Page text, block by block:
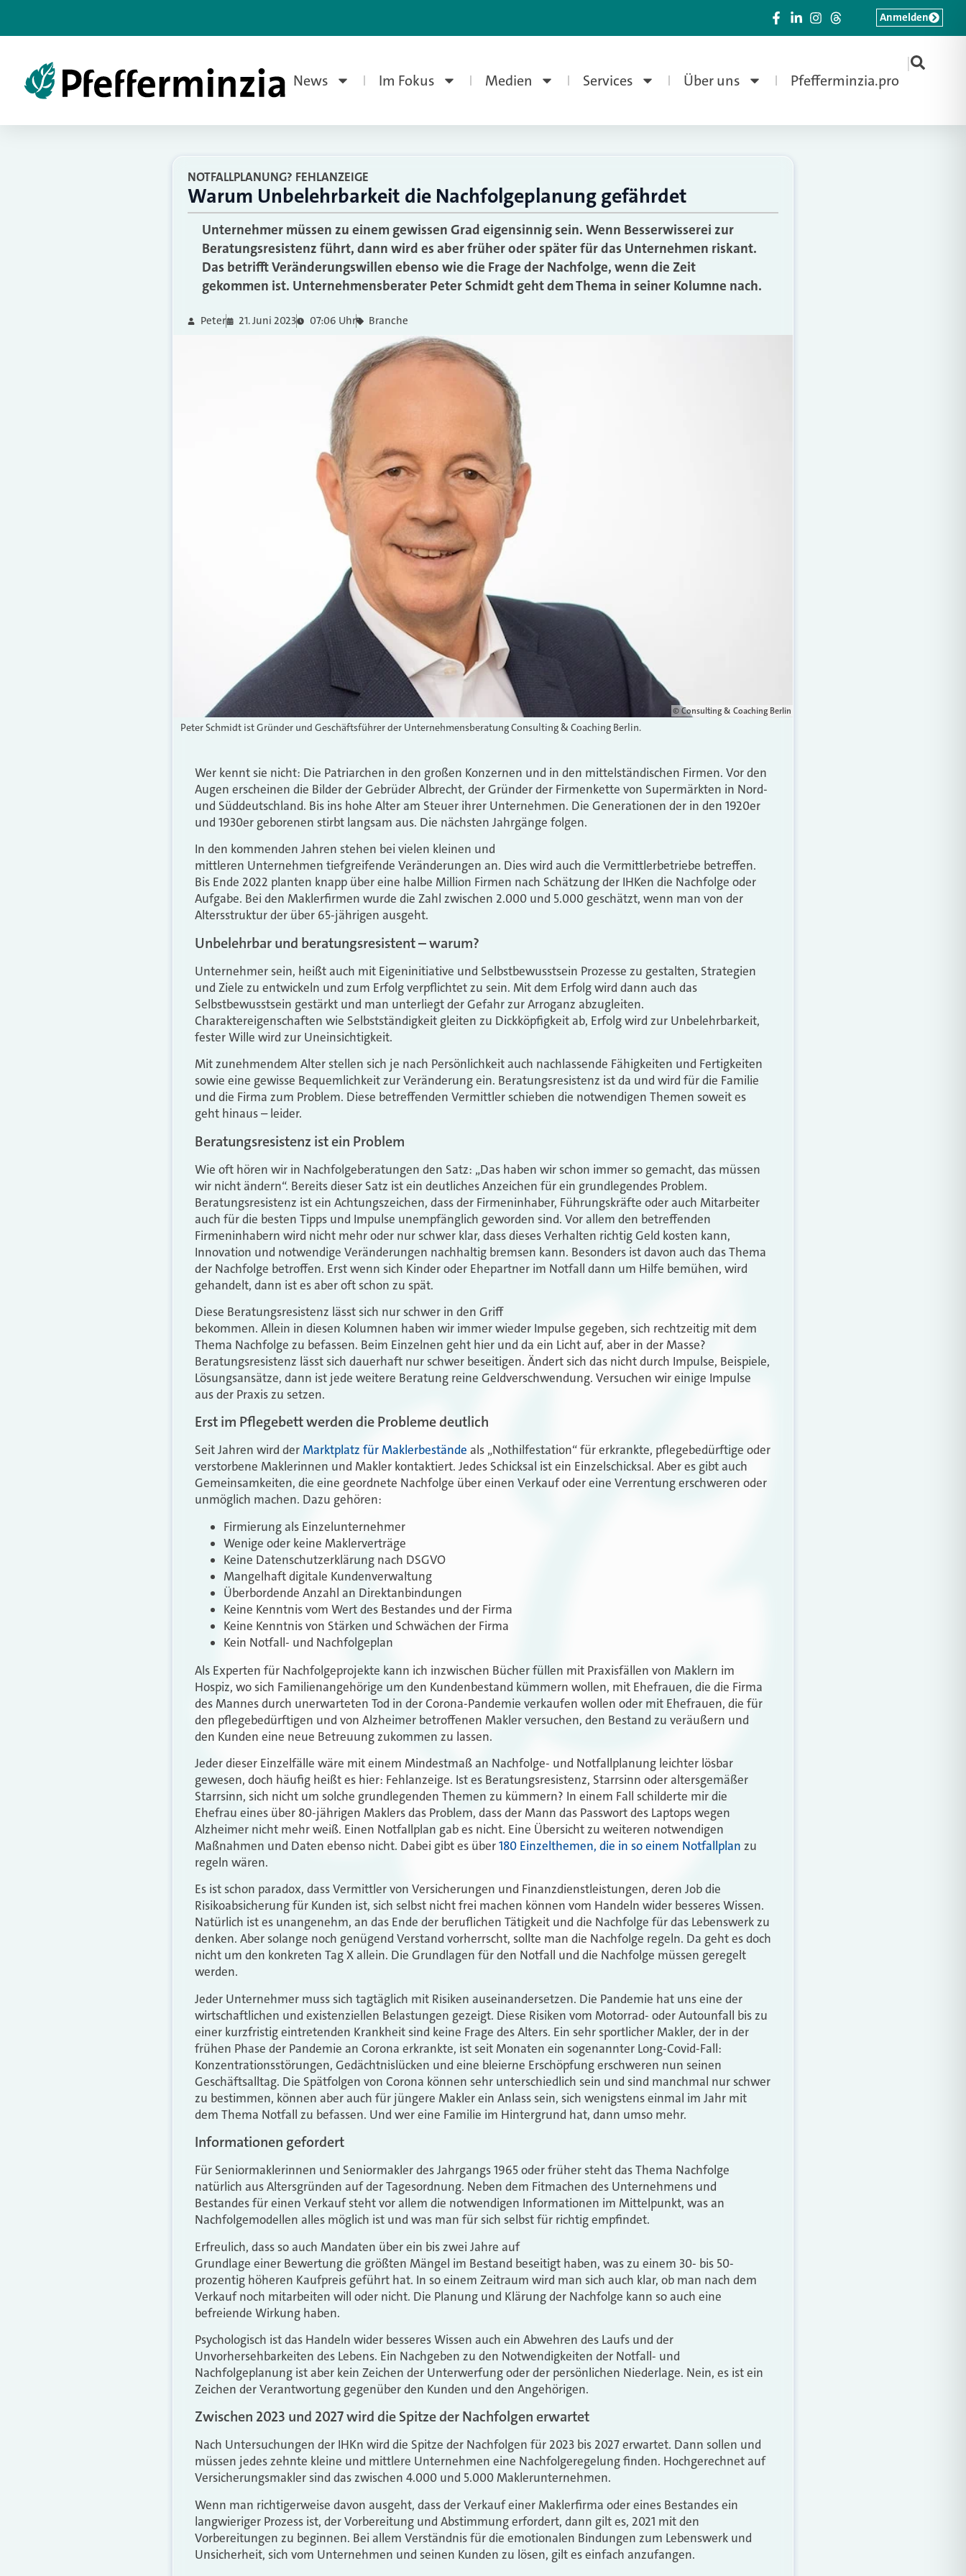
News Im Fokus Medien Services Über uns Pfefferminzia.pro
|
Anmelden
NOTFALLPLANUNG? FEHLANZEIGE
Warum Unbelehrbarkeit die Nachfolgeplanung gefährdet
Unternehmer müssen zu einem gewissen Grad eigensinnig sein. Wenn Besserwisserei zur
Beratungsresistenz führt, dann wird es aber früher oder später für das Unternehmen riskant.
Das betrifft Veränderungswillen ebenso wie die Frage der Nachfolge, wenn die Zeit
gekommen ist. Unternehmensberater Peter Schmidt geht dem Thema in seiner Kolumne nach.
Peter 21. Juni 2023 07:06 Uhr Branche
© Consulting & Coaching Berlin
Peter Schmidt ist Gründer und Geschäftsführer der Unternehmensberatung Consulting & Coaching Berlin.
Wer kennt sie nicht: Die Patriarchen in den großen Konzernen und in den mittelständischen Firmen. Vor den
Augen erscheinen die Bilder der Gebrüder Albrecht, der Gründer der Firmenkette von Supermärkten in Nord-
und Süddeutschland. Bis ins hohe Alter am Steuer ihrer Unternehmen. Die Generationen der in den 1920er
und 1930er geborenen stirbt langsam aus. Die nächsten Jahrgänge folgen.
In den kommenden Jahren stehen bei vielen kleinen und
mittleren Unternehmen tiefgreifende Veränderungen an. Dies wird auch die Vermittlerbetriebe betreffen.
Bis Ende 2022 planten knapp über eine halbe Million Firmen nach Schätzung der IHKen die Nachfolge oder
Aufgabe. Bei den Maklerfirmen wurde die Zahl zwischen 2.000 und 5.000 geschätzt, wenn man von der
Altersstruktur der über 65-jährigen ausgeht.
Unbelehrbar und beratungsresistent – warum?
Unternehmer sein, heißt auch mit Eigeninitiative und Selbstbewusstsein Prozesse zu gestalten, Strategien
und Ziele zu entwickeln und zum Erfolg verpflichtet zu sein. Mit dem Erfolg wird dann auch das
Selbstbewusstsein gestärkt und man unterliegt der Gefahr zur Arroganz abzugleiten.
Charaktereigenschaften wie Selbstständigkeit gleiten zu Dickköpfigkeit ab, Erfolg wird zur Unbelehrbarkeit,
fester Wille wird zur Uneinsichtigkeit.
Mit zunehmendem Alter stellen sich je nach Persönlichkeit auch nachlassende Fähigkeiten und Fertigkeiten
sowie eine gewisse Bequemlichkeit zur Veränderung ein. Beratungsresistenz ist da und wird für die Familie
und die Firma zum Problem. Diese betreffenden Vermittler schieben die notwendigen Themen soweit es
geht hinaus – leider.
Beratungsresistenz ist ein Problem
Wie oft hören wir in Nachfolgeberatungen den Satz: „Das haben wir schon immer so gemacht, das müssen
wir nicht ändern“. Bereits dieser Satz ist ein deutliches Anzeichen für ein grundlegendes Problem.
Beratungsresistenz ist ein Achtungszeichen, dass der Firmeninhaber, Führungskräfte oder auch Mitarbeiter
auch für die besten Tipps und Impulse unempfänglich geworden sind. Vor allem den betreffenden
Firmeninhabern wird nicht mehr oder nur schwer klar, dass dieses Verhalten richtig Geld kosten kann,
Innovation und notwendige Veränderungen nachhaltig bremsen kann. Besonders ist davon auch das Thema
der Nachfolge betroffen. Erst wenn sich Kinder oder Ehepartner im Notfall dann um Hilfe bemühen, wird
gehandelt, dann ist es aber oft schon zu spät.
Diese Beratungsresistenz lässt sich nur schwer in den Griff
bekommen. Allein in diesen Kolumnen haben wir immer wieder Impulse gegeben, sich rechtzeitig mit dem
Thema Nachfolge zu befassen. Beim Einzelnen geht hier und da ein Licht auf, aber in der Masse?
Beratungsresistenz lässt sich dauerhaft nur schwer beseitigen. Ändert sich das nicht durch Impulse, Beispiele,
Lösungsansätze, dann ist jede weitere Beratung reine Geldverschwendung. Versuchen wir einige Impulse
aus der Praxis zu setzen.
Erst im Pflegebett werden die Probleme deutlich
Seit Jahren wird derMarktplatz für Maklerbestände als „Nothilfestation“ für erkrankte, pflegebedürftige oder
verstorbene Maklerinnen und Makler kontaktiert. Jedes Schicksal ist ein Einzelschicksal. Aber es gibt auch
Gemeinsamkeiten, die eine geordnete Nachfolge über einen Verkauf oder eine Verrentung erschweren oder
unmöglich machen. Dazu gehören:
Firmierung als Einzelunternehmer
Wenige oder keine Maklerverträge
Keine Datenschutzerklärung nach DSGVO
Mangelhaft digitale Kundenverwaltung
Überbordende Anzahl an Direktanbindungen
Keine Kenntnis vom Wert des Bestandes und der Firma
Keine Kenntnis von Stärken und Schwächen der Firma
Kein Notfall- und Nachfolgeplan
Als Experten für Nachfolgeprojekte kann ich inzwischen Bücher füllen mit Praxisfällen von Maklern im
Hospiz, wo sich Familienangehörige um den Kundenbestand kümmern wollen, mit Ehefrauen, die die Firma
des Mannes durch unerwarteten Tod in der Corona-Pandemie verkaufen wollen oder mit Ehefrauen, die für
den pflegebedürftigen und von Alzheimer betroffenen Makler versuchen, den Bestand zu veräußern und
den Kunden eine neue Betreuung zukommen zu lassen.
Jeder dieser Einzelfälle wäre mit einem Mindestmaß an Nachfolge- und Notfallplanung leichter lösbar
gewesen, doch häufig heißt es hier: Fehlanzeige. Ist es Beratungsresistenz, Starrsinn oder altersgemäßer
Starrsinn, sich nicht um solche grundlegenden Themen zu kümmern? In einem Fall schilderte mir die
Ehefrau eines über 80-jährigen Maklers das Problem, dass der Mann das Passwort des Laptops wegen
Alzheimer nicht mehr weiß. Einen Notfallplan gab es nicht. Eine Übersicht zu weiteren notwendigen
Maßnahmen und Daten ebenso nicht. Dabei gibt es über180 Einzelthemen, die in so einem Notfallplan zu
regeln wären.
Es ist schon paradox, dass Vermittler von Versicherungen und Finanzdienstleistungen, deren Job die
Risikoabsicherung für Kunden ist, sich selbst nicht frei machen können vom Handeln wider besseres Wissen.
Natürlich ist es unangenehm, an das Ende der beruflichen Tätigkeit und die Nachfolge für das Lebenswerk zu
denken. Aber solange noch genügend Verstand vorherrscht, sollte man die Nachfolge regeln. Da geht es doch
nicht um den konkreten Tag X allein. Die Grundlagen für den Notfall und die Nachfolge müssen geregelt
werden.
Jeder Unternehmer muss sich tagtäglich mit Risiken auseinandersetzen. Die Pandemie hat uns eine der
wirtschaftlichen und existenziellen Belastungen gezeigt. Diese Risiken vom Motorrad- oder Autounfall bis zu
einer kurzfristig eintretenden Krankheit sind keine Frage des Alters. Ein sehr sportlicher Makler, der in der
frühen Phase der Pandemie an Corona erkrankte, ist seit Monaten ein sogenannter Long-Covid-Fall:
Konzentrationsstörungen, Gedächtnislücken und eine bleierne Erschöpfung erschweren nun seinen
Geschäftsalltag. Die Spätfolgen von Corona können sehr unterschiedlich sein und sind manchmal nur schwer
zu bestimmen, können aber auch für jüngere Makler ein Anlass sein, sich wenigstens einmal im Jahr mit
dem Thema Notfall zu befassen. Und wer eine Familie im Hintergrund hat, dann umso mehr.
Informationen gefordert
Für Seniormaklerinnen und Seniormakler des Jahrgangs 1965 oder früher steht das Thema Nachfolge
natürlich aus Altersgründen auf der Tagesordnung. Neben dem Fitmachen des Unternehmens und
Bestandes für einen Verkauf steht vor allem die notwendigen Informationen im Mittelpunkt, was an
Nachfolgemodellen alles möglich ist und was man für sich selbst für richtig empfindet.
Erfreulich, dass so auch Mandaten über ein bis zwei Jahre auf
Grundlage einer Bewertung die größten Mängel im Bestand beseitigt haben, was zu einem 30- bis 50-
prozentig höheren Kaufpreis geführt hat. In so einem Zeitraum wird man sich auch klar, ob man nach dem
Verkauf noch mitarbeiten will oder nicht. Die Planung und Klärung der Nachfolge kann so auch eine
befreiende Wirkung haben.
Psychologisch ist das Handeln wider besseres Wissen auch ein Abwehren des Laufs und der
Unvorhersehbarkeiten des Lebens. Ein Nachgeben zu den Notwendigkeiten der Notfall- und
Nachfolgeplanung ist aber kein Zeichen der Unterwerfung oder der persönlichen Niederlage. Nein, es ist ein
Zeichen der Verantwortung gegenüber den Kunden und den Angehörigen.
Zwischen 2023 und 2027 wird die Spitze der Nachfolgen erwartet
Nach Untersuchungen der IHKn wird die Spitze der Nachfolgen für 2023 bis 2027 erwartet. Dann sollen und
müssen jedes zehnte kleine und mittlere Unternehmen eine Nachfolgeregelung finden. Hochgerechnet auf
Versicherungsmakler sind das zwischen 4.000 und 5.000 Maklerunternehmen.
Wenn man richtigerweise davon ausgeht, dass der Verkauf einer Maklerfirma oder eines Bestandes ein
langwieriger Prozess ist, der Vorbereitung und Abstimmung erfordert, dann gilt es, 2021 mit den
Vorbereitungen zu beginnen. Bei allem Verständnis für die emotionalen Bindungen zum Lebenswerk und
Unsicherheit, sich vom Unternehmen und seinen Kunden zu lösen, gilt es einfach anzufangen.